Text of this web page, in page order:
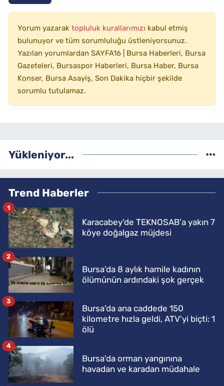
Yorum yazarak topluluk kurallarımızı kabul etmiş
bulunuyor ve tüm sorumluluğu üstleniyorsunuz.
Yazılan yorumlardan SAYFA16 | Bursa Haberleri, Bursa
Gazeteleri, Bursaspor Haberleri, Bursa Haber, Bursa
Konser, Bursa Asayiş, Son Dakika hiçbir şekilde
sorumlu tutulamaz.
Yükleniyor...
Trend Haberler
Karacabey'de TEKNOSAB'a yakın 7
köye doğalgaz müjdesi
1
Bursa'da 8 aylık hamile kadının
ölümünün ardındaki şok gerçek
2
Bursa'da ana caddede 150
kilometre hızla geldi, ATV'yi biçti: 1
ölü
3
Bursa'da orman yangınına
havadan ve karadan müdahale
4